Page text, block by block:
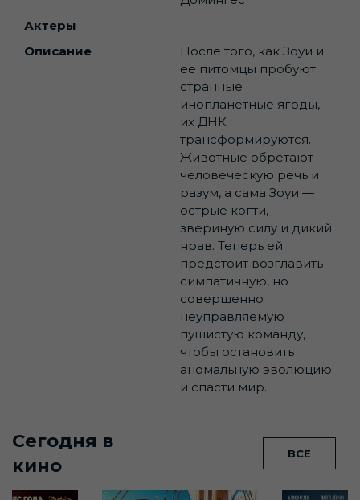
Актеры
Описание
После того, как Зоуи и
ее питомцы пробуют
странные
инопланетные ягоды,
их ДНК
трансформируются.
Животные обретают
человеческую речь и
разум, а сама Зоуи —
острые когти,
звериную силу и дикий
нрав. Теперь ей
предстоит возглавить
симпатичную, но
совершенно
неуправляемую
пушистую команду,
чтобы остановить
аномальную эволюцию
и спасти мир.
Сегодня в
кино
ВСЕ